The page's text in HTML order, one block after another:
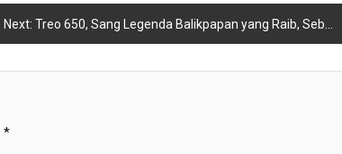
Next: Treo 650, Sang Legenda Balikpapan yang Raib, Sebuah Catatan Nostalgia
*